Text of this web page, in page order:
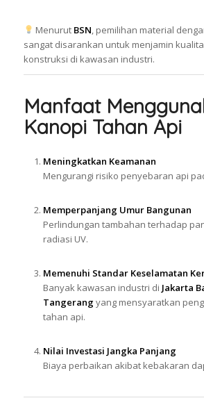
Menurut BSN, pemilihan material
sangat disarankan untuk menjamin
konstruksi di kawasan industri.
Manfaat
Kanopi Tahan Api
Meningkatkan Keamanan
Mengurangi risiko penyebaran api
Memperpanjang Umur Bangunan
Perlindungan tambahan terhadap
radiasi UV.
Memenuhi Standar Keselamatan
Banyak kawasan industri di Jakarta
Tangerangyang mensyaratkan
tahan api.
Nilai Investasi Jangka Panjang
Biaya perbaikan akibat kebakaran